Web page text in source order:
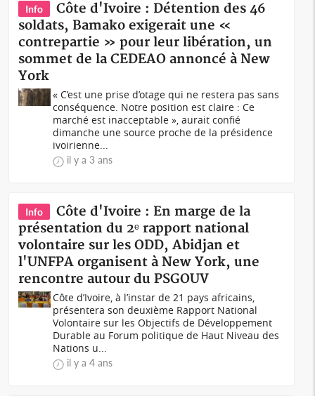
Info
Côte d'Ivoire : Détention des 46
soldats, Bamako exigerait une «
contrepartie » pour leur libération, un
sommet de la CEDEAO annoncé à New
York
« C’est une prise d’otage qui ne restera pas sans
conséquence. Notre position est claire : Ce
marché est inacceptable », aurait confié
dimanche une source proche de la présidence
ivoirienne...
il y a 3 ans
Info
Côte d'Ivoire : En marge de la
présentation du 2ᵉ rapport national
volontaire sur les ODD, Abidjan et
l'UNFPA organisent à New York, une
rencontre autour du PSGOUV
Côte d’Ivoire, à l’instar de 21 pays africains,
présentera son deuxième Rapport National
Volontaire sur les Objectifs de Développement
Durable au Forum politique de Haut Niveau des
Nations u...
il y a 4 ans